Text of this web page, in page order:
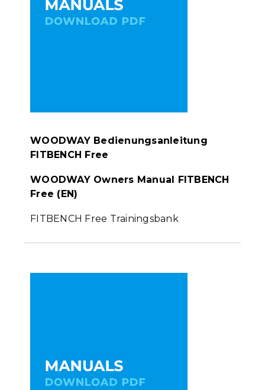
WOODWAY Bedienungsanleitung
FITBENCH Free
WOODWAY Owners Manual FITBENCH
Free (EN)
FITBENCH Free Trainingsbank